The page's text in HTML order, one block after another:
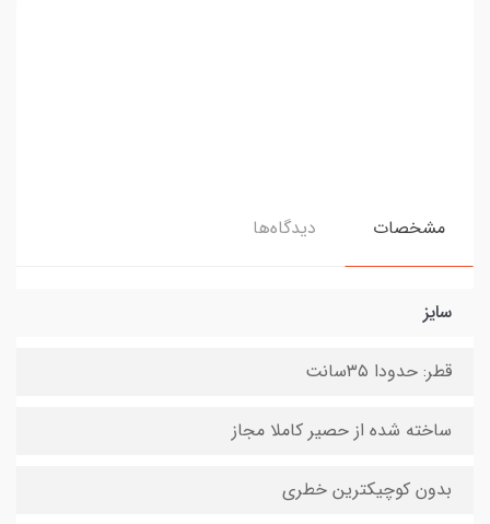
مشخصات دیدگاه‌ها
سایز
قطر: حدودا ۳۵سانت
ساخته شده از حصیر کاملا مجاز
بدون کوچیکترین خطری